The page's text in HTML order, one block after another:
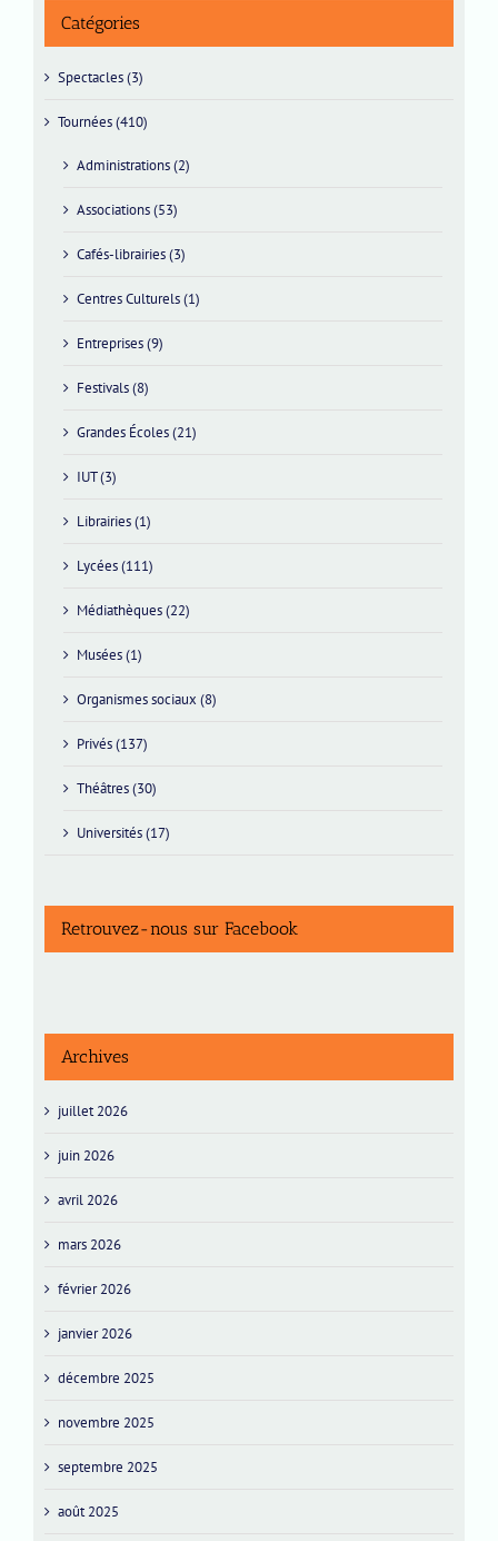
Catégories
Spectacles (3)
Tournées (410)
Administrations (2)
Associations (53)
Cafés-librairies (3)
Centres Culturels (1)
Entreprises (9)
Festivals (8)
Grandes Écoles (21)
IUT (3)
Librairies (1)
Lycées (111)
Médiathèques (22)
Musées (1)
Organismes sociaux (8)
Privés (137)
Théâtres (30)
Universités (17)
Retrouvez-nous sur Facebook
Archives
juillet 2026
juin 2026
avril 2026
mars 2026
février 2026
janvier 2026
décembre 2025
novembre 2025
septembre 2025
août 2025